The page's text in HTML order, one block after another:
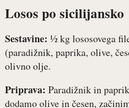
Losos po sicilijansko
Sestavine: ½ kg lososovega
(paradižnik, paprika, olive,
olivno olje.
Priprava: Paradižnik in
dodamo olive in česen,